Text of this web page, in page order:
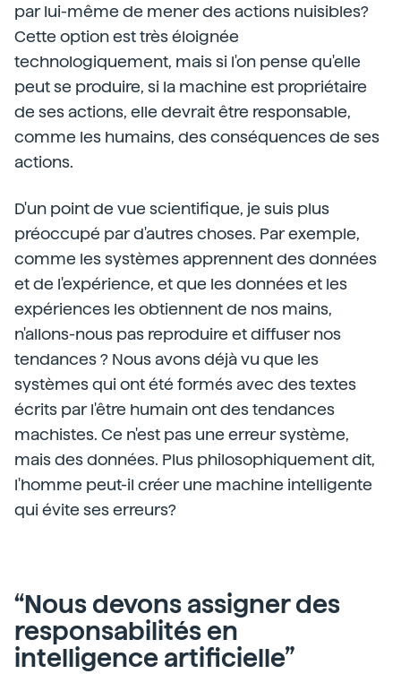
par lui-même de mener des actions nuisibles?
Cette option est très éloignée
technologiquement, mais si l'on pense qu'elle
peut se produire, si la machine est propriétaire
de ses actions, elle devrait être responsable,
comme les humains, des conséquences de ses
actions.
D'un point de vue scientifique, je suis plus
préoccupé par d'autres choses. Par exemple,
comme les systèmes apprennent des données
et de l'expérience, et que les données et les
expériences les obtiennent de nos mains,
n'allons-nous pas reproduire et diffuser nos
tendances ? Nous avons déjà vu que les
systèmes qui ont été formés avec des textes
écrits par l'être humain ont des tendances
machistes. Ce n'est pas une erreur système,
mais des données. Plus philosophiquement dit,
l'homme peut-il créer une machine intelligente
qui évite ses erreurs?
“Nous devons assigner des
responsabilités en
intelligence artificielle”